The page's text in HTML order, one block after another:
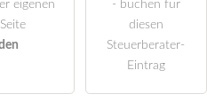
eigenen
Seite
- buchen für
diesen
Steuerberater-
Eintrag